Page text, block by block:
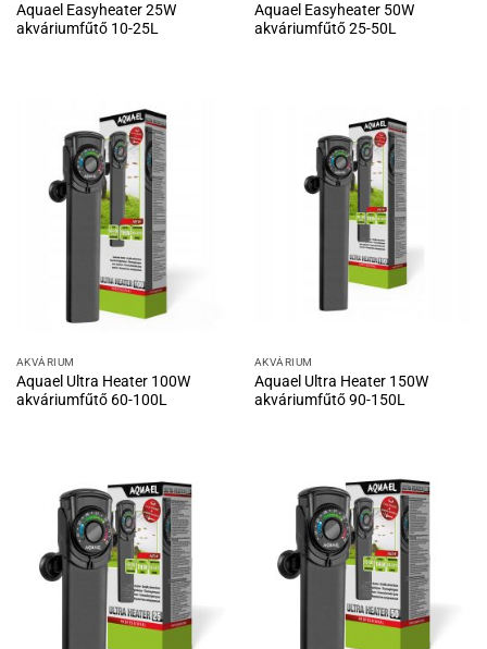
Aquael Easyheater 25W
akváriumfűtő 10-25L
Aquael Easyheater 50W
akváriumfűtő 25-50L
AKVÁRIUM
Aquael Ultra Heater 100W
akváriumfűtő 60-100L
AKVÁRIUM
Aquael Ultra Heater 150W
akváriumfűtő 90-150L